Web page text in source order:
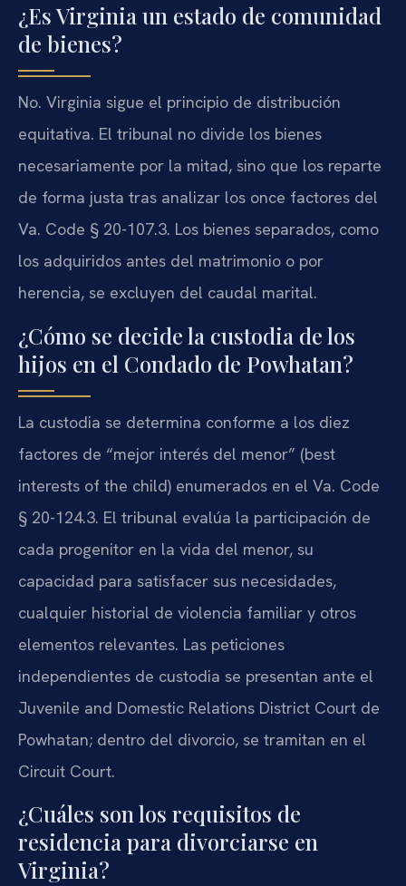
¿Es Virginia un estado de comunidad
de bienes?
No. Virginia sigue el principio de distribución
equitativa. El tribunal no divide los bienes
necesariamente por la mitad, sino que los reparte
de forma justa tras analizar los once factores del
Va. Code § 20-107.3. Los bienes separados, como
los adquiridos antes del matrimonio o por
herencia, se excluyen del caudal marital.
¿Cómo se decide la custodia de los
hijos en el Condado de Powhatan?
La custodia se determina conforme a los diez
factores de “mejor interés del menor” (best
interests of the child) enumerados en el Va. Code
§ 20-124.3. El tribunal evalúa la participación de
cada progenitor en la vida del menor, su
capacidad para satisfacer sus necesidades,
cualquier historial de violencia familiar y otros
elementos relevantes. Las peticiones
independientes de custodia se presentan ante el
Juvenile and Domestic Relations District Court de
Powhatan; dentro del divorcio, se tramitan en el
Circuit Court.
¿Cuáles son los requisitos de
residencia para divorciarse en
Virginia?